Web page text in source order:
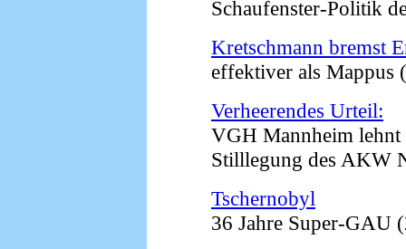
Schaufenster-Politik
Kretschmann bremst
effektiver als Mappus
Verheerendes Urteil:
VGH Mannheim lehnt
Stilllegung des AKW
Tschernobyl
36 Jahre Super-GAU